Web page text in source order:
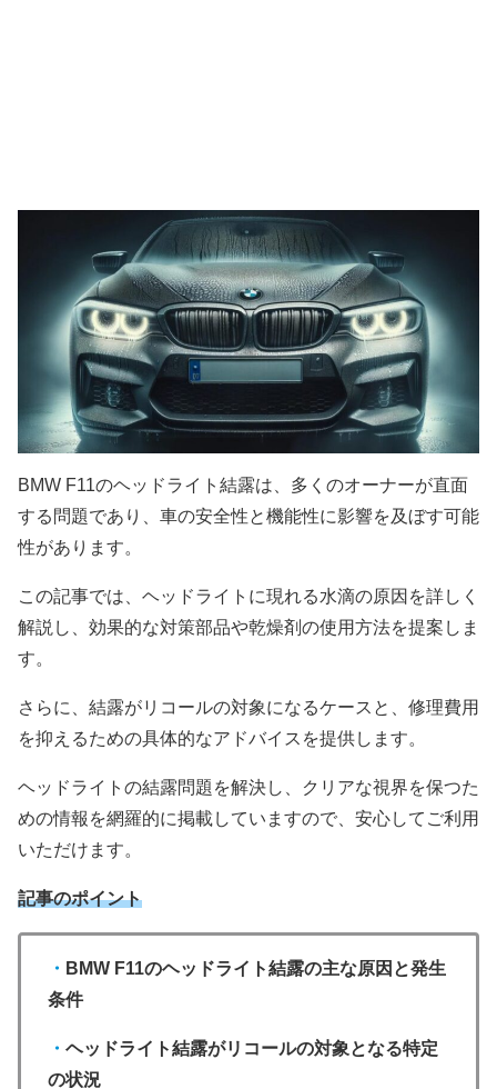
BMW F11のヘッドライト結露は、多くのオーナーが直面
する問題であり、車の安全性と機能性に影響を及ぼす可能
性があります。
この記事では、ヘッドライトに現れる水滴の原因を詳しく
解説し、効果的な対策部品や乾燥剤の使用方法を提案しま
す。
さらに、結露がリコールの対象になるケースと、修理費用
を抑えるための具体的なアドバイスを提供します。
ヘッドライトの結露問題を解決し、クリアな視界を保つた
めの情報を網羅的に掲載していますので、安心してご利用
いただけます。
記事のポイント
・ BMW F11のヘッドライト結露の主な原因と発生
条件
・ ヘッドライト結露がリコールの対象となる特定
の状況